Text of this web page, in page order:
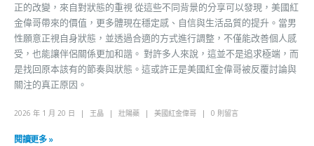
正的改變，來自對狀態的重視 從這些不同背景的分享可以發現，美國紅
金偉哥帶來的價值，更多體現在穩定感、自信與生活品質的提升。當男
性願意正視自身狀態，並透過合適的方式進行調整，不僅能改善個人感
受，也能讓伴侶關係更加和諧。 對許多人來說，這並不是追求極端，而
是找回原本該有的節奏與狀態。這或許正是美國紅金偉哥被反覆討論與
關注的真正原因。
2026 年 1 月 20 日 王晶 壯陽藥 美國紅金偉哥 0 則留言
閱讀更多 »